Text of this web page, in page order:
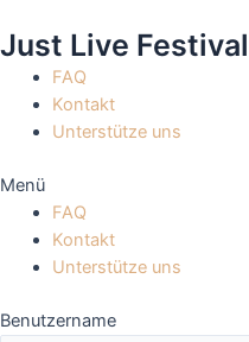
Inhalt
springen
Just Live Festival
FAQ
Kontakt
Unterstütze uns
Menü
FAQ
Kontakt
Unterstütze uns
Benutzername